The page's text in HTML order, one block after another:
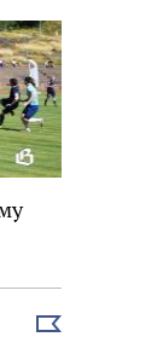
Выбрать